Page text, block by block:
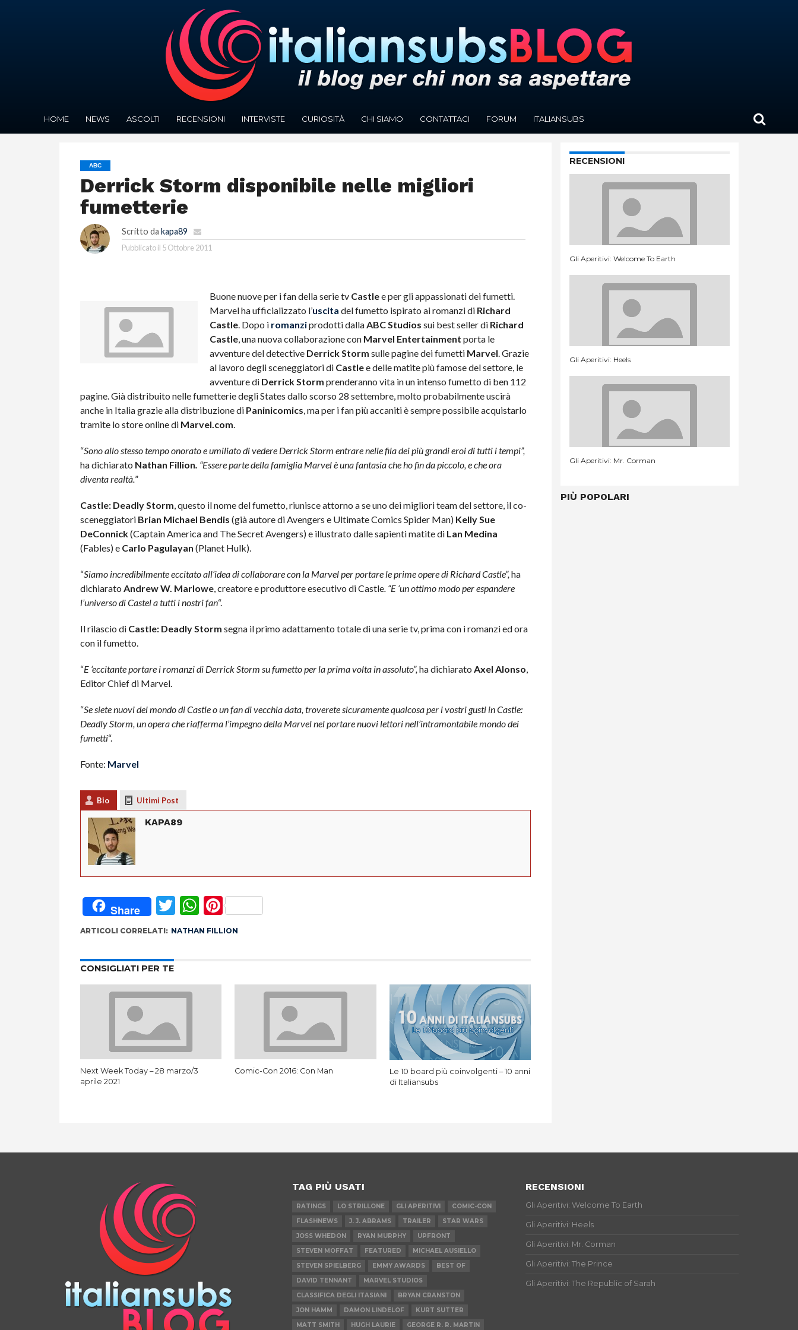
HOME NEWS ASCOLTI RECENSIONI INTERVISTE CURIOSITÀ CHI SIAMO CONTATTACI FORUM ITALIANSUBS
ABC
Derrick Storm disponibile nelle migliori
fumetterie
Scritto da kapa89
Pubblicato il 5 Ottobre 2011
Buone nuove per i fan della serie tv Castlee per gli appassionati dei fumetti.
Marvel ha ufficializzato l’uscita del fumetto ispirato ai romanzi di Richard
Castle. Dopo i romanziprodotti dallaABC Studios sui best seller di Richard
Castle, una nuova collaborazione con Marvel Entertainment porta le
avventure del detective Derrick Storm sulle pagine dei fumetti Marvel. Grazie
al lavoro degli sceneggiatori di Castlee delle matite più famose del settore, le
avventure di Derrick Storm prenderanno vita in un intenso fumetto di ben 112
pagine. Già distribuito nelle fumetterie degli States dallo scorso 28 settembre, molto probabilmente uscirà
anche in Italia grazie alla distribuzione di Paninicomics, ma per i fan più accaniti è sempre possibile acquistarlo
tramite lo store online di Marvel.com.
“Sono allo stesso tempo onorato e umiliato di vedere Derrick Storm entrare nelle fila dei più grandi eroi di tutti i tempi”,
ha dichiarato Nathan Fillion. “Essere parte della famiglia Marvel è una fantasia che ho fin da piccolo, e che ora
diventa realtà.”
Castle: Deadly Storm, questo il nome del fumetto, riunisce attorno a se uno dei migliori team del settore, il co-
sceneggiatori Brian Michael Bendis (già autore di Avengers e Ultimate Comics Spider Man) Kelly Sue
DeConnick(Captain America and The Secret Avengers) e illustrato dalle sapienti matite di Lan Medina
(Fables) e Carlo Pagulayan (Planet Hulk).
“Siamo incredibilmente eccitato all’idea di collaborare con la Marvel per portare le prime opere di Richard Castle”,ha
dichiarato Andrew W. Marlowe, creatore e produttore esecutivo di Castle. “E ‘un ottimo modo per espandere
l’universo di Castel a tutti i nostri fan“.
Il rilascio di Castle: Deadly Storm segna il primo adattamento totale di una serie tv, prima con i romanzi ed ora
con il fumetto.
“E ‘eccitante portare i romanzi di Derrick Storm su fumetto per la prima volta in assoluto”,ha dichiarato Axel Alonso,
Editor Chief di Marvel.
“Se siete nuovi del mondo di Castle o un fan di vecchia data, troverete sicuramente qualcosa per i vostri gusti in Castle:
Deadly Storm, un opera che riafferma l’impegno della Marvel nel portare nuovi lettori nell’intramontabile mondo dei
fumetti“.
Fonte: Marvel
Bio Ultimi Post
KAPA89
Share Twitter
WhatsApp
Pinterest
ARTICOLI CORRELATI: NATHAN FILLION
CONSIGLIATI PER TE
Next Week Today – 28 marzo/3
aprile 2021
Comic-Con 2016: Con Man
Le 10 board più coinvolgenti – 10 anni
di Italiansubs
RECENSIONI
Gli Aperitivi: Welcome To Earth
Gli Aperitivi: Heels
Gli Aperitivi: Mr. Corman
PIÙ POPOLARI
TAG PIÙ USATI
RATINGS LO STRILLONE GLI APERITIVI
COMIC-CON
FLASHNEWS
J. J. ABRAMS TRAILER
STAR WARS
JOSS WHEDON
RYAN MURPHY
UPFRONT
STEVEN MOFFAT
FEATURED
MICHAEL AUSIELLO
STEVEN SPIELBERG
EMMY AWARDS
BEST OF
DAVID TENNANT
MARVEL STUDIOS
CLASSIFICA DEGLI ITASIANI
BRYAN CRANSTON
JON HAMM
DAMON LINDELOF
KURT SUTTER
MATT SMITH
HUGH LAURIE GEORGE R. R. MARTIN
RECENSIONI
Gli Aperitivi: Welcome To Earth
Gli Aperitivi: Heels
Gli Aperitivi: Mr. Corman
Gli Aperitivi: The Prince
Gli Aperitivi: The Republic of Sarah